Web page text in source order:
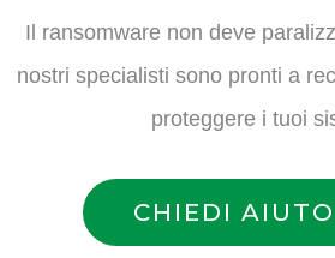
Il ransomware non deve
nostri specialisti sono pronti a
proteggere i tuoi
CHIEDI